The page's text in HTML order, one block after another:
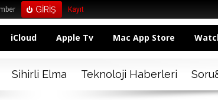
Kayıt
iCloud Apple Tv Mac App Store
Sihirli Elma Teknoloji Haberleri